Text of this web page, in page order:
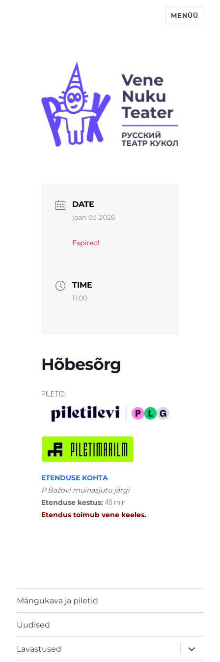
MENÜÜ
DATE
jaan 03 2026
Expired!
TIME
11:00
Hõbesõrg
PILETID:
ETENDUSE KOHTA
P.Bažovi muinasjutu järgi
Etenduse kestus: 40 min
Etendus toimub vene keeles.
Mängukava ja piletid
Uudised
Lavastused
laienda